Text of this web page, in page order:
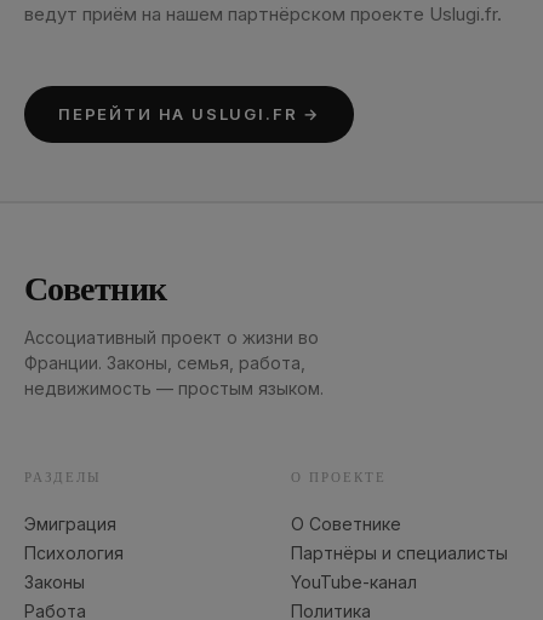
ведут приём на нашем партнёрском проекте Uslugi.fr.
ПЕРЕЙТИ НА USLUGI.FR →
Советник
Ассоциативный проект о жизни во
Франции. Законы, семья, работа,
недвижимость — простым языком.
РАЗДЕЛЫ
Эмиграция
Психология
Законы
Работа
О ПРОЕКТЕ
О Советнике
Партнёры и специалисты
YouTube-канал
Политика